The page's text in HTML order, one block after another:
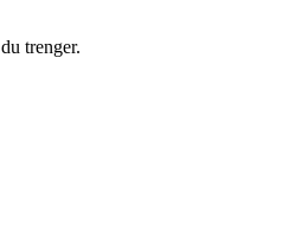
trenger.